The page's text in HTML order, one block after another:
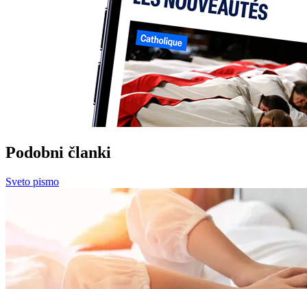
Podobni članki
Sveto pismo